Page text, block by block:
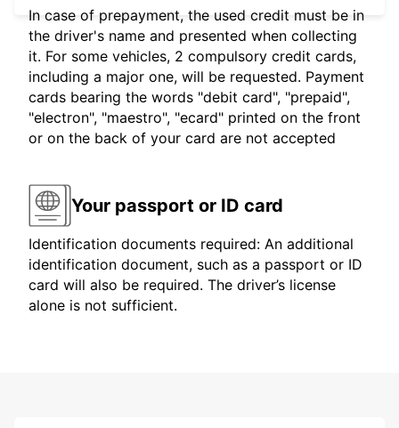
In case of prepayment, the used credit must be in
the driver's name and presented when collecting
it. For some vehicles, 2 compulsory credit cards,
including a major one, will be requested. Payment
cards bearing the words "debit card", "prepaid",
"electron", "maestro", "ecard" printed on the front
or on the back of your card are not accepted
Your passport or ID card
Identification documents required: An additional
identification document, such as a passport or ID
card will also be required. The driver’s license
alone is not sufficient.